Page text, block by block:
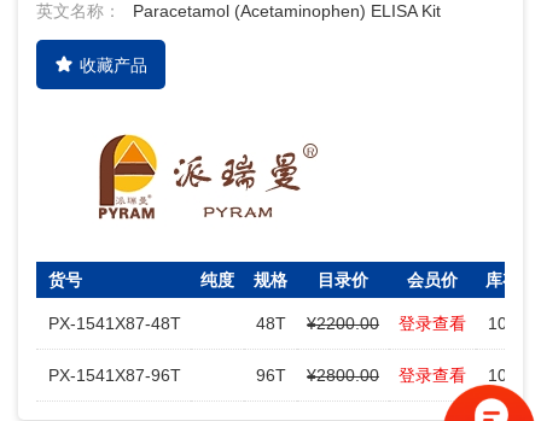
英文名称：
Paracetamol (Acetaminophen) ELISA Kit
收藏产品
货号 纯度 规格 目录价 会员价 库存
PX-1541X87-48T 48T ¥2200.00 登录查看 100
PX-1541X87-96T 96T ¥2800.00 登录查看 100